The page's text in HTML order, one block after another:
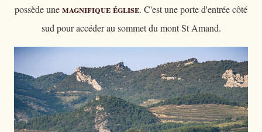
possède unemagnifique église. C'est une porte d'entrée côté
sud pour accéder au sommet du mont St Amand.